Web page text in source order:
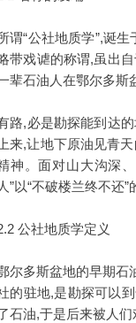
谓“公社地质学”,诞
带戏谑的称谓,虽出
辈石油人在鄂尔多斯
路,必是勘探能到达
上来,让地下原油见青
神。面对山大沟深
人”以“不破楼兰终不
公社地质学定义
尔多斯盆地的早期石
的驻地,是勘探可以
石油,于是后来被人们